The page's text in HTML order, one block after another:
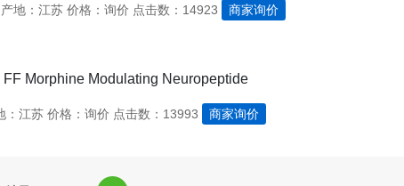
产地：江苏 价格：询价 点击数：14923 商家询价
Morphine Modulating Neuropeptide
：江苏 价格：询价 点击数：13993 商家询价